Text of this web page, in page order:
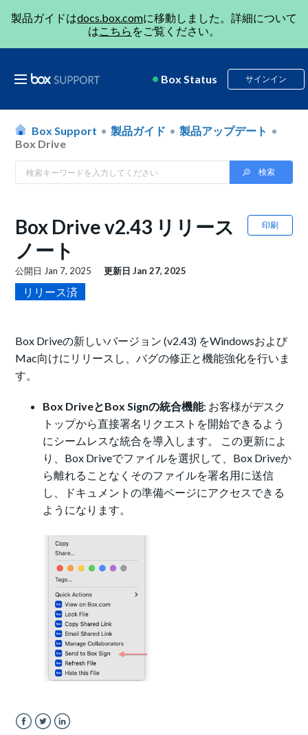
製品ガイドはdocs.box.comに移動しました。詳細について
はこちら をご覧ください。
Box Status サインイン
Box Support 製品ガイド
製品アップデート
Box Drive
印刷
Box Drive v2.43 リリース
ノート
公開日 Jan 7, 2025 更新日Jan 27, 2025
リリース済
Box Driveの新しいバージョン (v2.43) をWindowsおよび
Mac向けにリリースし、バグの修正と機能強化を行いま
す。
Box DriveとBox Signの統合機能: お客様がデスク
トップから直接署名リクエストを開始できるよう
にシームレスな統合を導入します。 この更新によ
り、Box Driveでファイルを選択して、Box Driveか
ら離れることなくそのファイルを署名用に送信
し、ドキュメントの準備ページにアクセスできる
ようになります。